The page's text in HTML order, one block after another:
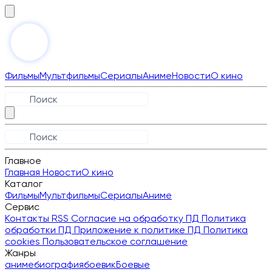
ФильмыМультфильмыСериалыАнимеНовостиО кино
Главное
Главная НовостиО кино
Каталог
ФильмыМультфильмыСериалыАниме
Сервис
Контакты RSS Согласие на обработку ПД Политика
обработки ПД Приложение к политике ПД Политика
cookies Пользовательское соглашение
Жанры
анимебиографиябоевикБоевые